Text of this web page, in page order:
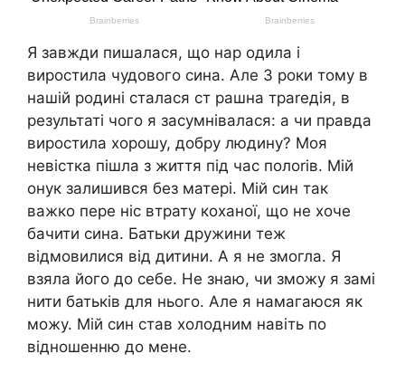
Я завжди пишалася, що нар одила і
виростила чудового сина. Але 3 роки тому в
нашій родині сталася ст рашна траrедія, в
результаті чого я засумнівалася: а чи правда
виростила хорошу, добру людину? Моя
невістка пішла з життя під час полоrів. Мій
онук залишився без матері. Мій син так
важко пере ніс втрату коханої, що не хоче
бачити сина. Батьки дружини теж
відмовилися від дитини. А я не змогла. Я
взяла його до себе. Не знаю, чи зможу я замі
нити батьків для нього. Але я намагаюся як
можу. Мій син став холодним навіть по
відношенню до мене.